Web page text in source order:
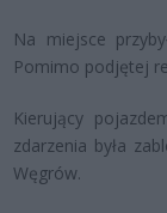
Na miejsce
Pomimo podjętej
Kierujący
zdarzenia była
Węgrów.